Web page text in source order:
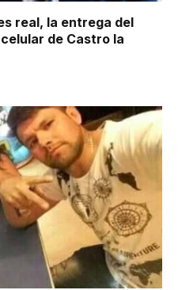
real, la entrega del
de Castro la